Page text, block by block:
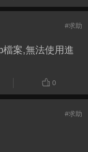
#求助
案,無法使用進
0
#求助